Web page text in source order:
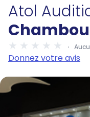
Atol
Donnez votre avis